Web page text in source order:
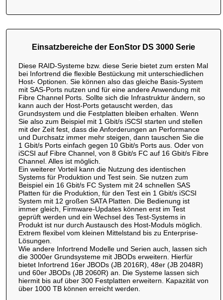
Einsatzbereiche der EonStor DS 3000 Serie
Diese RAID-Systeme bzw. diese Serie bietet zum ersten Mal
bei Infortrend die flexible Bestückung mit unterschiedlichen
Host- Optionen. Sie können also das gleiche Basis-System
mit SAS-Ports nutzen und für eine andere Anwendung mit
Fibre Channel Ports. Sollte sich die Infrastruktur ändern, so
kann auch der Host-Ports getauscht werden, das
Grundsystem und die Festplatten bleiben erhalten. Wenn
Sie also zum Beispiel mit 1 Gbit/s iSCSI starten und stellen
mit der Zeit fest, dass die Anforderungen an Performance
und Durchsatz immer mehr steigen, dann tauschen Sie die
1 Gbit/s Ports einfach gegen 10 Gbit/s Ports aus. Oder von
iSCSI auf Fibre Channel, von 8 Gbit/s FC auf 16 Gbit/s Fibre
Channel. Alles ist möglich.
Ein weiterer Vorteil kann die Nutzung des identischen
Systems für Produktion und Test sein. Sie nutzen zum
Beispiel ein 16 Gbit/s FC System mit 24 schnellen SAS
Platten für die Produktion, für den Test ein 1 Gbit/s iSCSI
System mit 12 großen SATA Platten. Die Bedienung ist
immer gleich, Firmware-Updates können erst im Test
geprüft werden und ein Wechsel des Test-Systems in
Produkt ist nur durch Austausch des Host-Moduls möglich.
Extrem flexibel vom kleinen Mittelstand bis zu Enterprise-
Lösungen.
Wie andere Infortrend Modelle und Serien auch, lassen sich
die 3000er Grundsysteme mit JBODs erweitern. Hierfür
bietet Infortrend 16er JBODs (JB 2016R), 48er (JB 2048R)
und 60er JBODs (JB 2060R) an. Die Systeme lassen sich
hiermit bis auf über 300 Festplatten erweitern. Kapazität von
über 1000 TB können erreicht werden.